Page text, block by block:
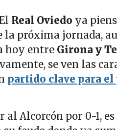
Real Oviedo ya
la próxima jornada,
hoy entre Girona y
se ven las
partido clave para el
Alcorcón por 0-1, es